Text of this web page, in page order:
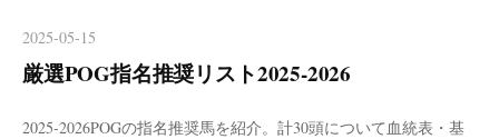
2025-05-15
厳選POG指名推奨リスト2025-2026
2025-2026POGの指名推奨馬を紹介。計30頭について血統表・基